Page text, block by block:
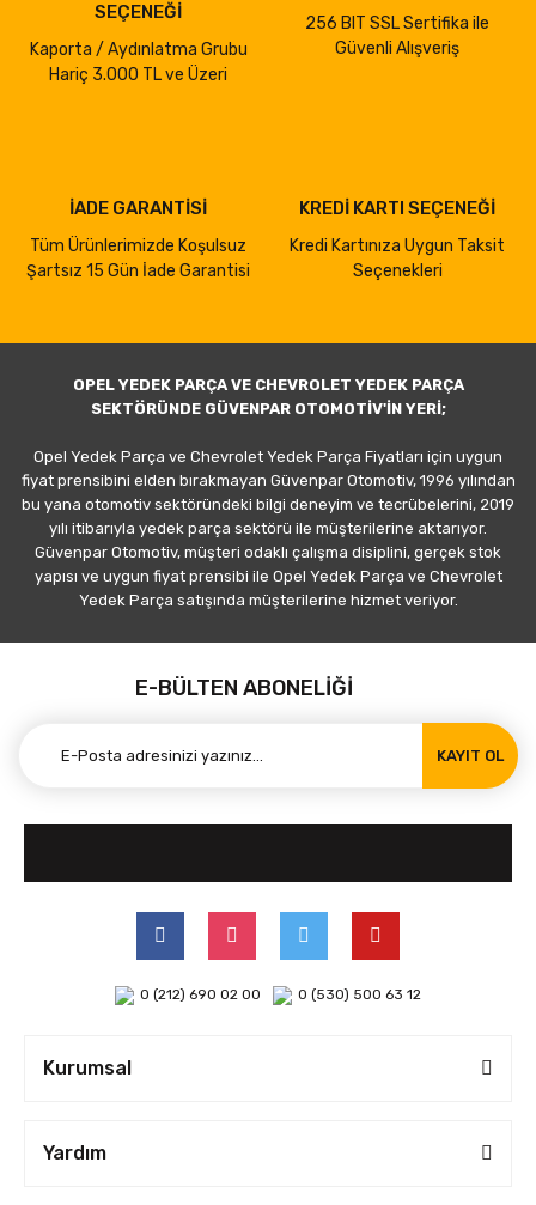
SEÇENEĞİ
Kaporta / Aydınlatma Grubu
Hariç 3.000 TL ve Üzeri
256 BIT SSL Sertifika ile
Güvenli Alışveriş
İADE GARANTİSİ
Tüm Ürünlerimizde Koşulsuz
Şartsız 15 Gün İade Garantisi
KREDİ KARTI SEÇENEĞİ
Kredi Kartınıza Uygun Taksit
Seçenekleri
OPEL YEDEK PARÇA VE CHEVROLET YEDEK PARÇA
SEKTÖRÜNDE GÜVENPAR OTOMOTİV'İN YERİ;
Opel Yedek Parça ve Chevrolet Yedek Parça Fiyatları için uygun
fiyat prensibini elden bırakmayan Güvenpar Otomotiv, 1996 yılından
bu yana otomotiv sektöründeki bilgi deneyim ve tecrübelerini, 2019
yılı itibarıyla yedek parça sektörü ile müşterilerine aktarıyor.
Güvenpar Otomotiv, müşteri odaklı çalışma disiplini, gerçek stok
yapısı ve uygun fiyat prensibi ile Opel Yedek Parça ve Chevrolet
Yedek Parça satışında müşterilerine hizmet veriyor.
E-BÜLTEN ABONELİĞİ
KAYIT OL
0 (212) 690 02 00 0 (530) 500 63 12
Kurumsal
Yardım